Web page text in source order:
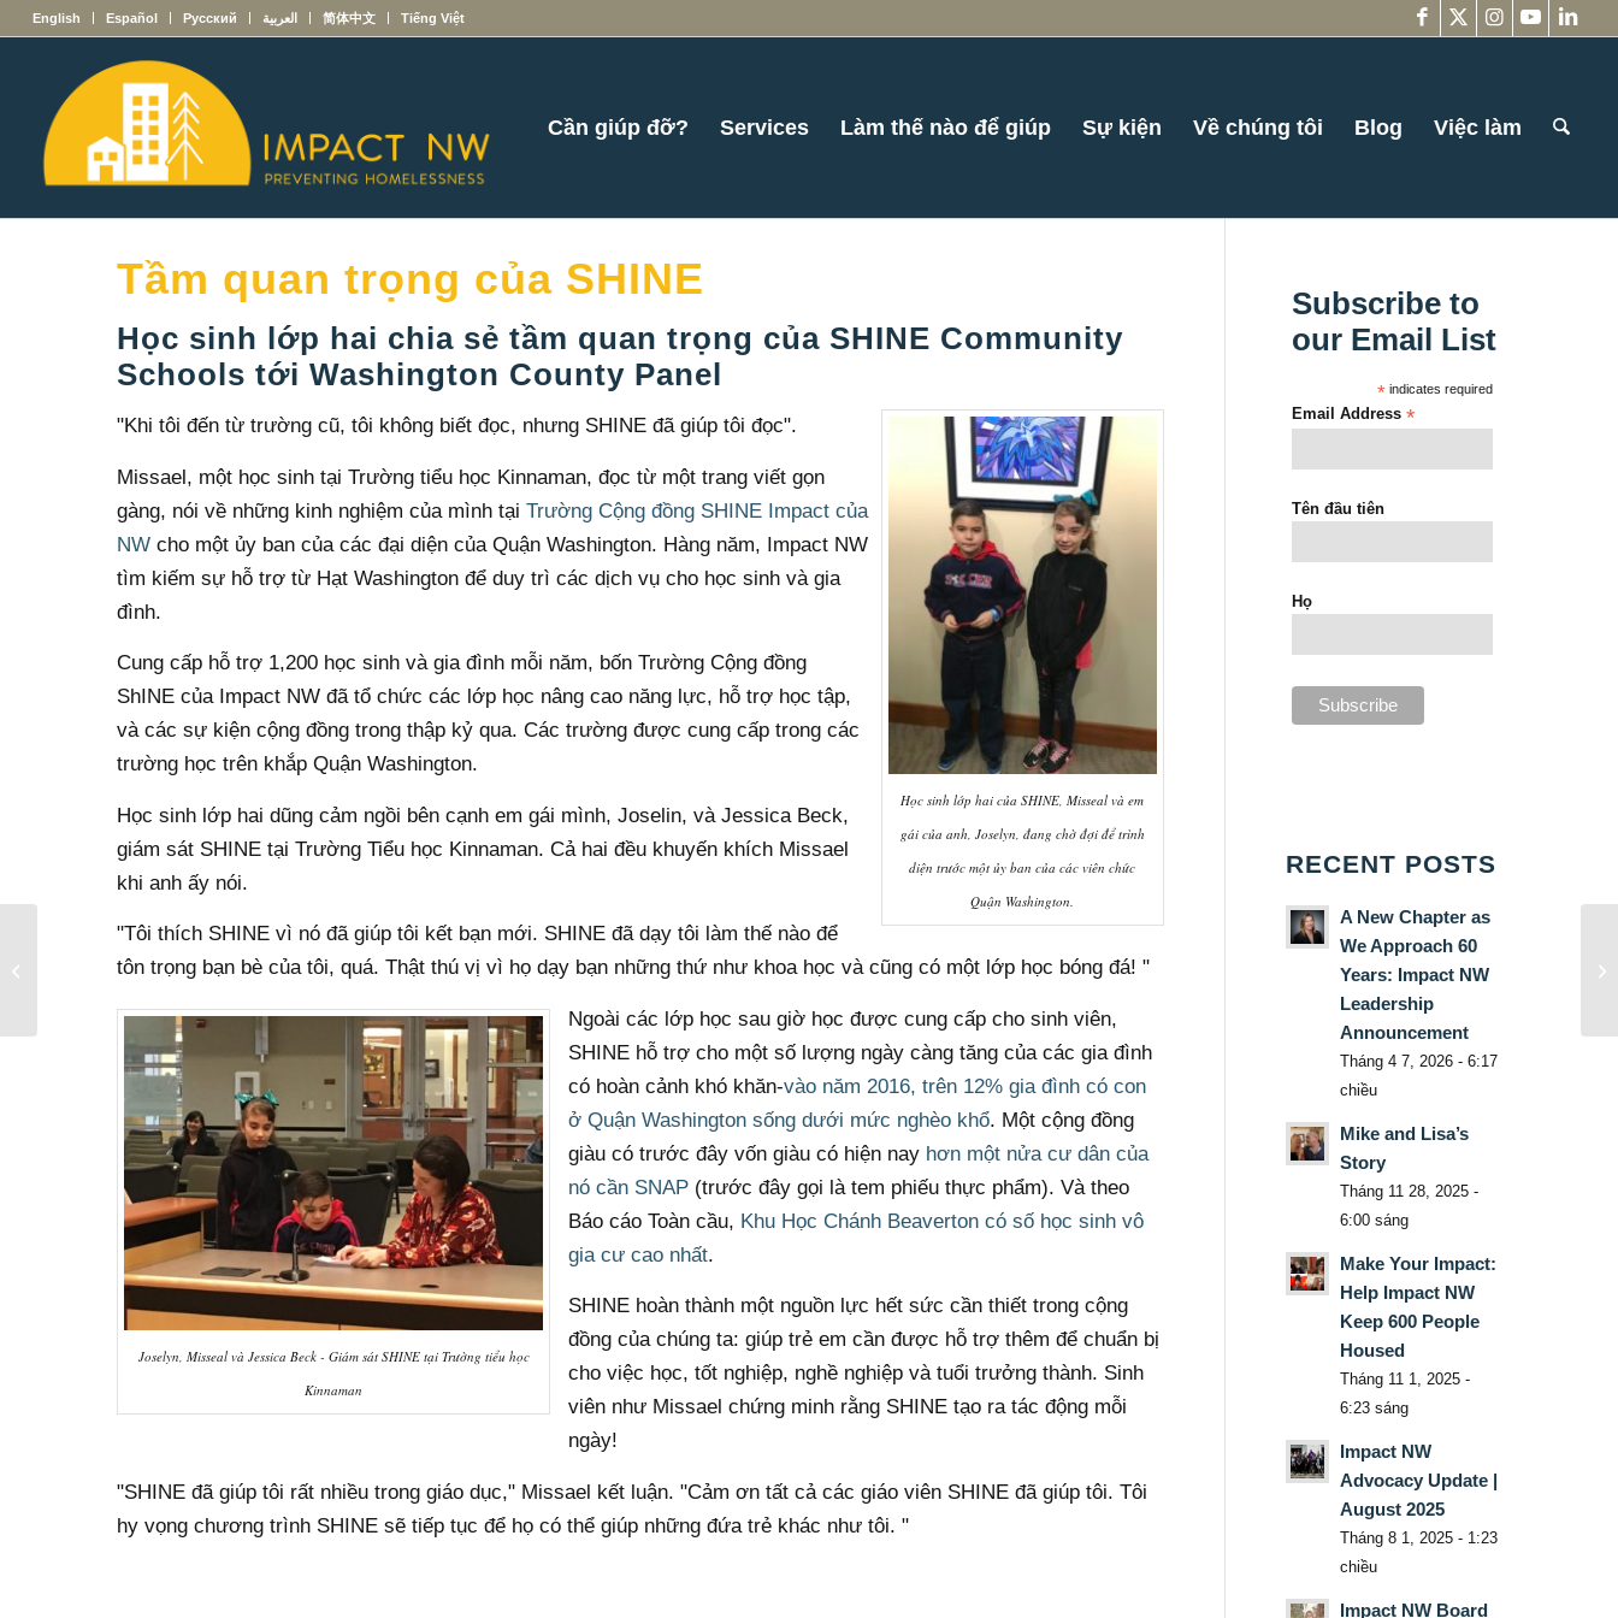
English Español Русский العربية 简体中文 Tiếng Việt
Cần giúp đỡ? Services Làm thế nào để giúp Sự kiện Về chúng tôi Blog Việc làm
Tầm quan trọng của SHINE
Học sinh lớp hai chia sẻ tầm quan trọng của SHINE Community
Schools tới Washington County Panel
Học sinh lớp hai của SHINE, Misseal và em
gái của anh, Joselyn, đang chờ đợi để trình
diện trước một ủy ban của các viên chức
Quận Washington.
"Khi tôi đến từ trường cũ, tôi không biết đọc, nhưng SHINE đã giúp tôi đọc".
Missael, một học sinh tại Trường tiểu học Kinnaman, đọc từ một trang viết gọn
gàng, nói về những kinh nghiệm của mình tạiTrường Cộng đồng SHINE Impact của
NW cho một ủy ban của các đại diện của Quận Washington. Hàng năm, Impact NW
tìm kiếm sự hỗ trợ từ Hạt Washington để duy trì các dịch vụ cho học sinh và gia
đình.
Cung cấp hỗ trợ 1,200 học sinh và gia đình mỗi năm, bốn Trường Cộng đồng
ShINE của Impact NW đã tổ chức các lớp học nâng cao năng lực, hỗ trợ học tập,
và các sự kiện cộng đồng trong thập kỷ qua. Các trường được cung cấp trong các
trường học trên khắp Quận Washington.
Học sinh lớp hai dũng cảm ngồi bên cạnh em gái mình, Joselin, và Jessica Beck,
giám sát SHINE tại Trường Tiểu học Kinnaman. Cả hai đều khuyến khích Missael
khi anh ấy nói.
"Tôi thích SHINE vì nó đã giúp tôi kết bạn mới. SHINE đã dạy tôi làm thế nào để
tôn trọng bạn bè của tôi, quá. Thật thú vị vì họ dạy bạn những thứ như khoa học và cũng có một lớp học bóng đá! "
Joselyn, Misseal và Jessica Beck - Giám sát SHINE tại Trường tiểu học
Kinnaman
Ngoài các lớp học sau giờ học được cung cấp cho sinh viên,
SHINE hỗ trợ cho một số lượng ngày càng tăng của các gia đình
có hoàn cảnh khó khăn-vào năm 2016, trên 12% gia đình có con
ở Quận Washington sống dưới mức nghèo khổ. Một cộng đồng
giàu có trước đây vốn giàu có hiện nay hơn một nửa cư dân của
nó cần SNAP (trước đây gọi là tem phiếu thực phẩm). Và theo
Báo cáo Toàn cầu, Khu Học Chánh Beaverton có số học sinh vô
gia cư cao nhất.
SHINE hoàn thành một nguồn lực hết sức cần thiết trong cộng
đồng của chúng ta: giúp trẻ em cần được hỗ trợ thêm để chuẩn bị
cho việc học, tốt nghiệp, nghề nghiệp và tuổi trưởng thành. Sinh
viên như Missael chứng minh rằng SHINE tạo ra tác động mỗi
ngày!
"SHINE đã giúp tôi rất nhiều trong giáo dục," Missael kết luận. "Cảm ơn tất cả các giáo viên SHINE đã giúp tôi. Tôi
hy vọng chương trình SHINE sẽ tiếp tục để họ có thể giúp những đứa trẻ khác như tôi. "
Subscribe to
our Email List
* indicates required
Email Address*
Tên đầu tiên
Họ
RECENT POSTS
A New Chapter as
We Approach 60
Years: Impact NW
Leadership
Announcement
Tháng 4 7, 2026 - 6:17
chiều
Mike and Lisa’s
Story
Tháng 11 28, 2025 -
6:00 sáng
Make Your Impact:
Help Impact NW
Keep 600 People
Housed
Tháng 11 1, 2025 -
6:23 sáng
Impact NW
Advocacy Update |
August 2025
Tháng 8 1, 2025 - 1:23
chiều
Impact NW Board
Tác động của bạn vào
Mùa lễ (2017 Holiday